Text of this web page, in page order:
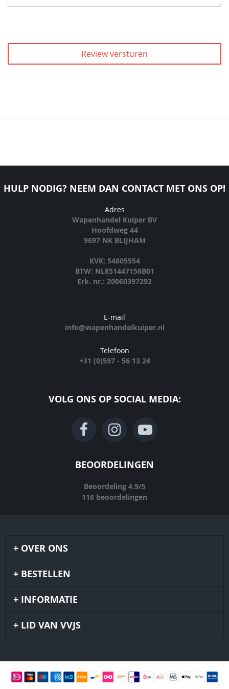
Review versturen
HULP NODIG? NEEM DAN CONTACT MET ONS OP!
Adres
Wapenhandel Kuiper BV
Hoofdweg 44
9697 NK BLIJHAM
KVK: 54805554
BTW: NL851447156B01
Erk. nr.: 20060397292
E-mail
info@wapenhandelkuiper.nl
Telefoon
+31 (0)597 - 56 13 24
VOLG ONS OP SOCIAL MEDIA:
BEOORDELINGEN
Beoordeling 4.9/5
116 beoordelingen
OVER ONS
BESTELLEN
INFORMATIE
LID VAN VVJS